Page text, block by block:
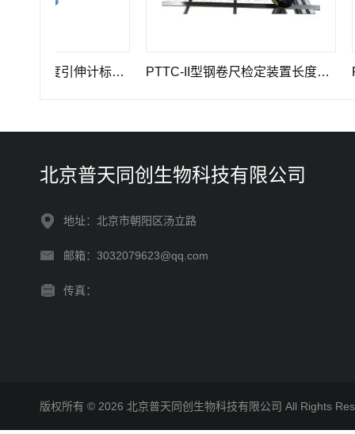
GWB-200JA型高精度引伸计标定仪长度计量器具 PTTC-II型钢卷尺检定装置长度计量仪器 PTTC
北京普天同创生物科技有限公司
地址：北京市朝阳区汤立路
邮箱：3032079623@qq.com
传真：
版权所有 © 2026 北京普天同创生物科技有限公司 All Rights